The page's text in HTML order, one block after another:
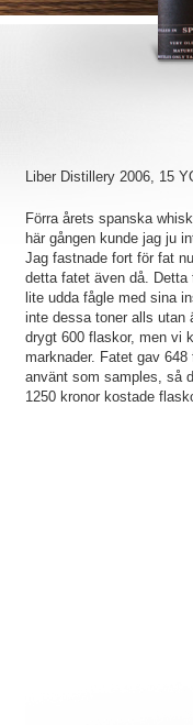
Liber Distillery 2006, 15
Förra årets spanska
här gången kunde jag ju
Jag fastnade fort för fat
detta fatet även då. Detta
lite udda fågle med sina
inte dessa toner alls utan
drygt 600 flaskor, men vi
marknader. Fatet gav
använt som samples, så
1250 kronor kostade